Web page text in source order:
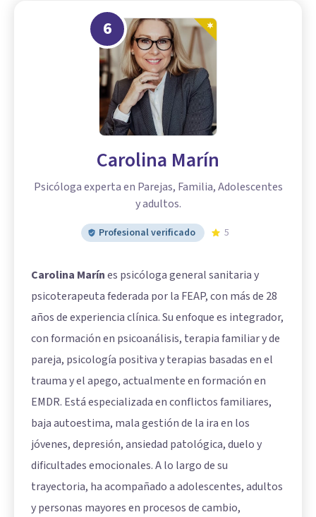
6
Carolina Marín
Psicóloga experta en Parejas, Familia, Adolescentes
y adultos.
Profesional verificado 5
Carolina Marínes psicóloga general sanitaria y
psicoterapeuta federada por la FEAP, con más de 28
años de experiencia clínica. Su enfoque es integrador,
con formación en psicoanálisis, terapia familiar y de
pareja, psicología positiva y terapias basadas en el
trauma y el apego, actualmente en formación en
EMDR. Está especializada en conflictos familiares,
baja autoestima, mala gestión de la ira en los
jóvenes, depresión, ansiedad patológica, duelo y
dificultades emocionales. A lo largo de su
trayectoria, ha acompañado a adolescentes, adultos
y personas mayores en procesos de cambio,